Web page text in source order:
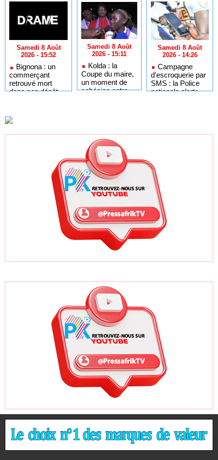
Samedi 8 Août
2026 - 15:52
Bignona : un
commerçant
retrouvé mort
dans son dépôt
Samedi 8 Août
2026 - 15:11
Kolda : la
Coupe du maire,
un moment de
cohésion entre
Samedi 8 Août
2026 - 14:26
Campagne
d'escroquerie par
SMS : la Police
nationale alerte